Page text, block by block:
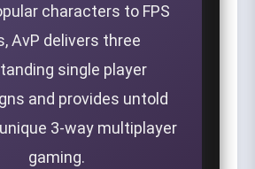
characters to FPS
AvP delivers three
single player
and provides untold
3-way multiplayer
gaming.